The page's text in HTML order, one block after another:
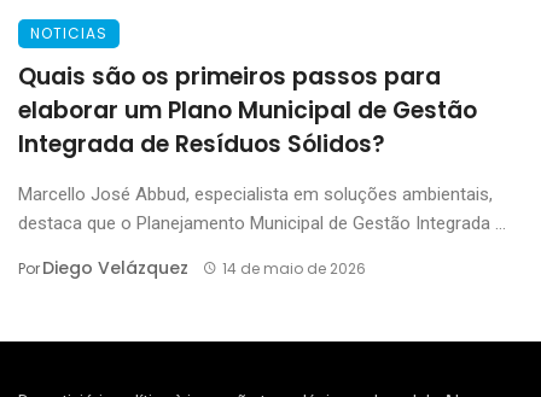
NOTICIAS
Quais são os primeiros passos para
elaborar um Plano Municipal de Gestão
Integrada de Resíduos Sólidos?
Marcello José Abbud, especialista em soluções ambientais,
destaca que o Planejamento Municipal de Gestão Integrada ...
PorDiego Velázquez 14 de maio de 2026